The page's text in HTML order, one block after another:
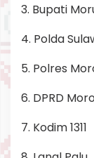
3. Bupati
4. Polda
5. Polres
6. DPRD
7. Kodim 1311